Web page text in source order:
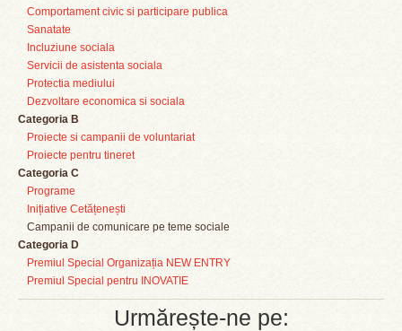
Comportament civic si participare publica
Sanatate
Incluziune sociala
Servicii de asistenta sociala
Protectia mediului
Dezvoltare economica si sociala
Categoria B
Proiecte si campanii de voluntariat
Proiecte pentru tineret
Categoria C
Programe
Inițiative Cetățenești
Campanii de comunicare pe teme sociale
Categoria D
Premiul Special Organizația NEW ENTRY
Premiul Special pentru INOVATIE
Urmărește-ne pe: